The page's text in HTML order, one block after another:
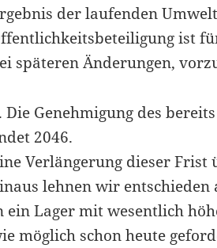
der laufenden
ist
späteren Änderungen,
Die Genehmigung des
2046.
Verlängerung dieser
lehnen wir
ein Lager mit wesentlich
möglich schon heute